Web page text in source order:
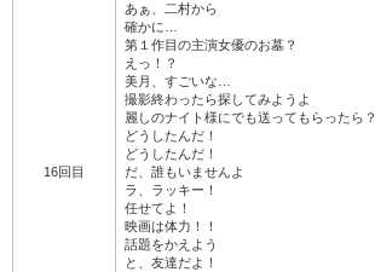
16回目
あぁ、二村から
確かに…
第１作目の主演女優のお墓？
えっ！？
美月、すごいな…
撮影終わったら探してみようよ
麗しのナイト様にでも送ってもらったら？
どうしたんだ！
どうしたんだ！
だ、誰もいませんよ
ラ、ラッキー！
任せてよ！
映画は体力！！
話題をかえよう
と、友達だよ！